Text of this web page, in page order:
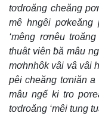
tơdroăng cheăng
mê hngêi
‘mêng rơnêu
thuât viên ƀă mâu
mơhnhôk vâi vâ vâi
pêi cheăng tơniăn
mâu ngế ki tro
tơdroăng ‘mêi tung